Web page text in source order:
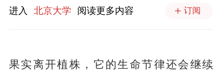
进入 北京大学 阅读更多内容 订阅
果实离开植株，它的生命节律还会继续